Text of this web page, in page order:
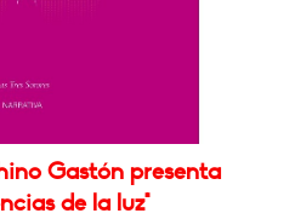
Gastón presenta
de la luz"